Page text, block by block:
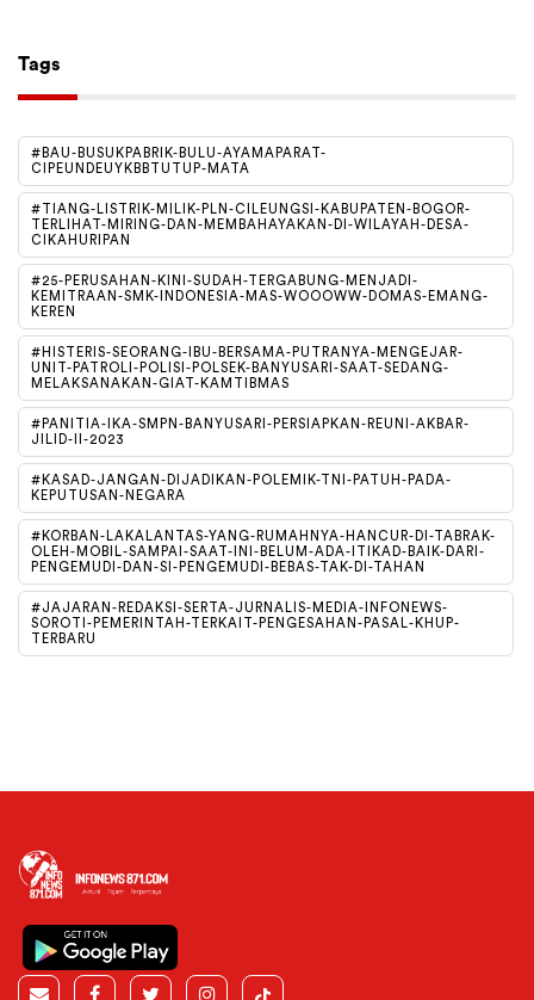
Tags
#BAU-BUSUKPABRIK-BULU-AYAMAPARAT-
CIPEUNDEUYKBBTUTUP-MATA
#TIANG-LISTRIK-MILIK-PLN-CILEUNGSI-KABUPATEN-BOGOR-
TERLIHAT-MIRING-DAN-MEMBAHAYAKAN-DI-WILAYAH-DESA-
CIKAHURIPAN
#25-PERUSAHAN-KINI-SUDAH-TERGABUNG-MENJADI-
KEMITRAAN-SMK-INDONESIA-MAS-WOOOWW-DOMAS-EMANG-
KEREN
#HISTERIS-SEORANG-IBU-BERSAMA-PUTRANYA-MENGEJAR-
UNIT-PATROLI-POLISI-POLSEK-BANYUSARI-SAAT-SEDANG-
MELAKSANAKAN-GIAT-KAMTIBMAS
#PANITIA-IKA-SMPN-BANYUSARI-PERSIAPKAN-REUNI-AKBAR-
JILID-II-2023
#KASAD-JANGAN-DIJADIKAN-POLEMIK-TNI-PATUH-PADA-
KEPUTUSAN-NEGARA
#KORBAN-LAKALANTAS-YANG-RUMAHNYA-HANCUR-DI-TABRAK-
OLEH-MOBIL-SAMPAI-SAAT-INI-BELUM-ADA-ITIKAD-BAIK-DARI-
PENGEMUDI-DAN-SI-PENGEMUDI-BEBAS-TAK-DI-TAHAN
#JAJARAN-REDAKSI-SERTA-JURNALIS-MEDIA-INFONEWS-
SOROTI-PEMERINTAH-TERKAIT-PENGESAHAN-PASAL-KHUP-
TERBARU